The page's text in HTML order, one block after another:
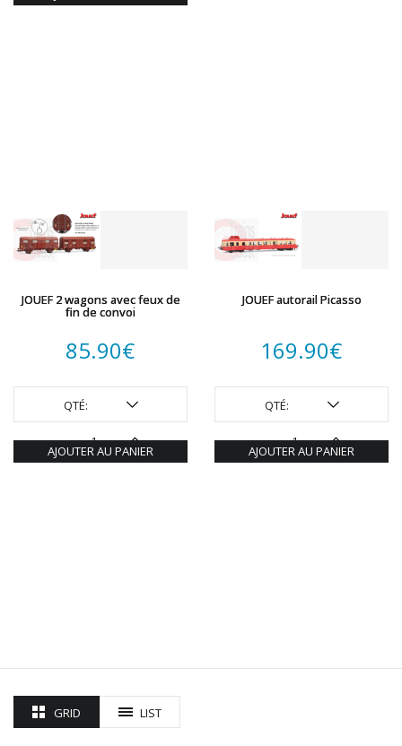
JOUEF 2 wagons avec feux de
fin de convoi
85.90€
QTÉ:
AJOUTER AU PANIER
JOUEF autorail Picasso
169.90€
QTÉ:
AJOUTER AU PANIER
GRID LIST